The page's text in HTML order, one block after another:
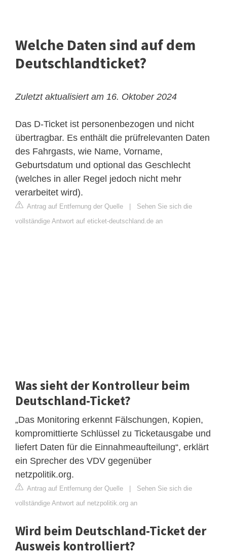
Welche Daten sind auf dem
Deutschlandticket?
Zuletzt aktualisiert am 16. Oktober 2024
Das D-Ticket ist personenbezogen und nicht
übertragbar. Es enthält die prüfrelevanten Daten
des Fahrgasts, wie Name, Vorname,
Geburtsdatum und optional das Geschlecht
(welches in aller Regel jedoch nicht mehr
verarbeitet wird).
Antrag auf Entfernung der Quelle
Sehen Sie sich die
vollständige Antwort auf eticket-deutschland.de an
Was sieht der Kontrolleur beim
Deutschland-Ticket?
„Das Monitoring erkennt Fälschungen, Kopien,
kompromittierte Schlüssel zu Ticketausgabe und
liefert Daten für die Einnahmeaufteilung“, erklärt
ein Sprecher des VDV gegenüber
netzpolitik.org.
Antrag auf Entfernung der Quelle
Sehen Sie sich die
vollständige Antwort auf netzpolitik.org an
Wird beim Deutschland-Ticket der
Ausweis kontrolliert?